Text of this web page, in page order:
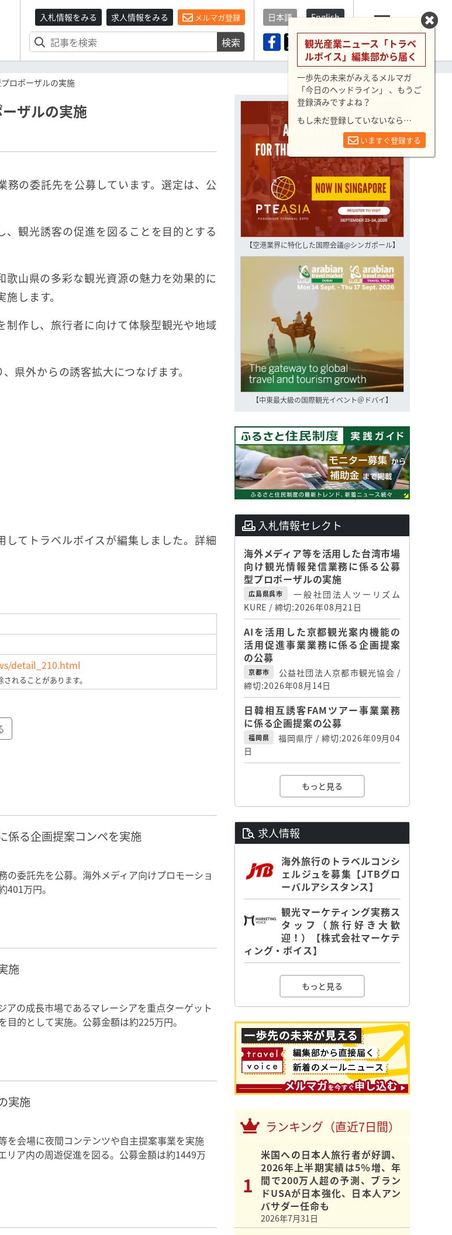
入札情報をみる 求人情報をみる メルマガ登録
検索
日本語 English
メニュー
ロポーザルの実施
ザルの実施
の委託先を公募しています。選定は、公
観光誘客の促進を図ることを目的とする
山県の多彩な観光資源の魅力を効果的に
します。
作し、旅行者に向けて体験型観光や地域
県外からの誘客拡大につなげます。
てトラベルボイスが編集しました。詳細
detail_210.html
れることがあります。
係る企画提案コンペを実施
委託先を公募。海外メディア向けプロモーショ
万円。
施
の成長市場であるマレーシアを重点ターゲット
的として実施。公募金額は約225万円。
実施
を会場に夜間コンテンツや自主提案事業を実施
リア内の周遊促進を図る。公募金額は約1449万
【空港業界に特化した国際会議@シンガポール】
【中東最大級の国際観光イベント＠ドバイ】
入札情報セレクト
海外メディア等を活用した台湾市場
向け観光情報発信業務に係る公募
型プロポーザルの実施
広島県呉市
一般社団法人ツーリズム
KURE / 締切:2026年08月21日
AIを活用した京都観光案内機能の
活用促進事業業務に係る企画提案
の公募
京都市
公益社団法人京都市観光協会 /
締切:2026年08月14日
日韓相互誘客FAMツアー事業業務
に係る企画提案の公募
福岡県
福岡県庁 / 締切:2026年09月04
日
もっと見る
求人情報
海外旅行のトラベルコンシ
ェルジュを募集【JTBグロ
ーバルアシスタンス】
観光マーケティング実務ス
タッフ（旅行好き大歓
迎！）【株式会社マーケテ
ィング・ボイス】
もっと見る
ランキング（直近7日間）
米国への日本人旅行者が好調、
2026年上半期実績は5％増、年
間で200万人超の予測、ブラン
ドUSAが日本強化、日本人アン
バサダー任命も
2026年7月31日
観光産業ニュース「トラベ
ルボイス」編集部から届く
一歩先の未来がみえるメルマガ
「今日のヘッドライン」 、もうご
登録済みですよね？
もし未だ登録していないなら…
いますぐ登録する